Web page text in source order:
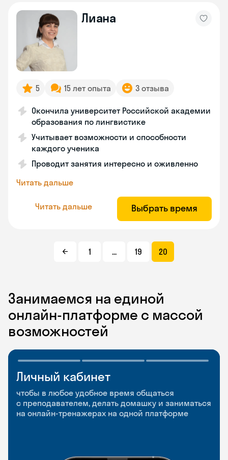
Лиана
5 15 лет опыта 3 отзыва
Окончила университет Российской академии
образования по лингвистике
Учитывает возможности и способности
каждого ученика
Проводит занятия интересно и оживленно
Читать дальше
Читать дальше Выбрать время
1 ... 19 20
Занимаемся на единой
онлайн-платформе с массой
возможностей
Личный кабинет
чтобы в любое удобное время общаться
с преподавателем, делать домашку и заниматься
на онлайн-тренажерах на одной платформе
Мобильное
приложение
чтобы заниматься и изучать новые слова где
и когда удобно
Разговорные клубы
и Talks
Групповые занятия для разговорной практики
и индивидуальные встречи с преподавателями